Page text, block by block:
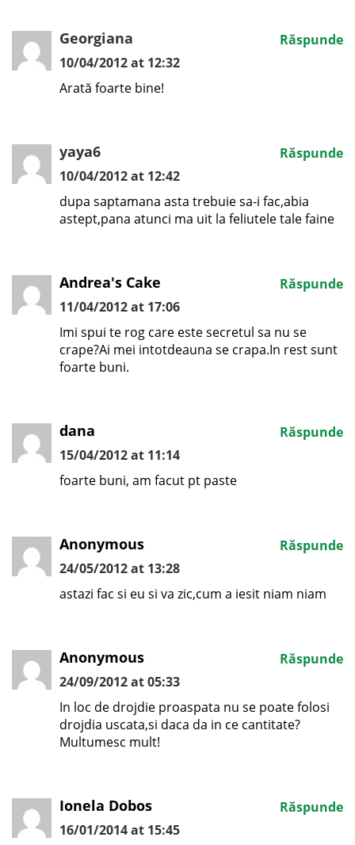
Georgiana
10/04/2012 at 12:32
Arată foarte bine!
Răspunde
yaya6
10/04/2012 at 12:42
dupa saptamana asta trebuie sa-i fac,abia
astept,pana atunci ma uit la feliutele tale faine
Răspunde
Andrea's Cake
11/04/2012 at 17:06
Imi spui te rog care este secretul sa nu se
crape?Ai mei intotdeauna se crapa.In rest sunt
foarte buni.
Răspunde
dana
15/04/2012 at 11:14
foarte buni, am facut pt paste
Răspunde
Anonymous
24/05/2012 at 13:28
astazi fac si eu si va zic,cum a iesit niam niam
Răspunde
Anonymous
24/09/2012 at 05:33
In loc de drojdie proaspata nu se poate folosi
drojdia uscata,si daca da in ce cantitate?
Multumesc mult!
Răspunde
Ionela Dobos
16/01/2014 at 15:45
Răspunde